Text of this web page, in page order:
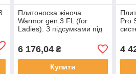
Плитоноска жіноча
Warmor gen.3 FL (for
Ladies). З підсумками під
бічним і верхнім
скиданням (без плит).
6 176,04₴
Купити
Pro
4